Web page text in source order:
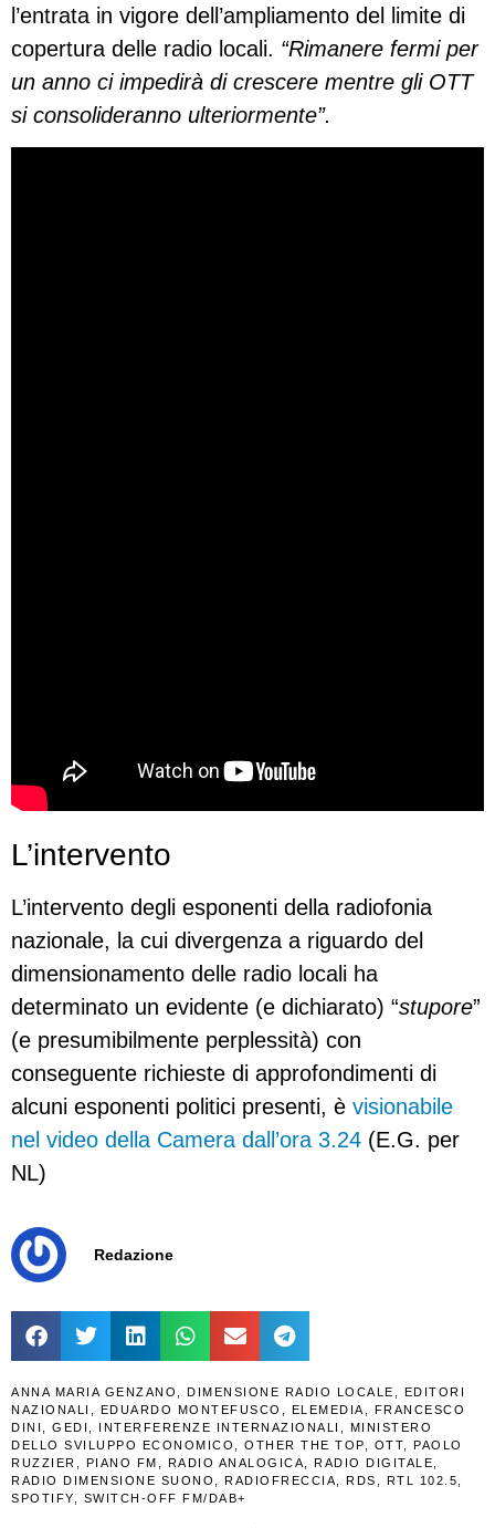
l’entrata in vigore dell’ampliamento del limite di
copertura delle radio locali. “Rimanere fermi per
un anno ci impedirà di crescere mentre gli OTT
si consolideranno ulteriormente”.
L’intervento
L’intervento degli esponenti della radiofonia
nazionale, la cui divergenza a riguardo del
dimensionamento delle radio locali ha
determinato un evidente (e dichiarato) “stupore”
(e presumibilmente perplessità) con
conseguente richieste di approfondimenti di
alcuni esponenti politici presenti, è visionabile
nel video della Camera dall’ora 3.24 (E.G. per
NL)
Redazione
ANNA MARIA GENZANO DIMENSIONE RADIO LOCALE
EDITORI
NAZIONALI
EDUARDO MONTEFUSCO ELEMEDIA
FRANCESCO
DINI
GEDI INTERFERENZE INTERNAZIONALI
MINISTERO
DELLO SVILUPPO ECONOMICO
OTHER THE TOP OTT
PAOLO
RUZZIER
PIANO FM RADIO ANALOGICA RADIO DIGITALE
RADIO DIMENSIONE SUONO
RADIOFRECCIA RDS RTL 102.5
SPOTIFY
SWITCH-OFF FM/DAB+